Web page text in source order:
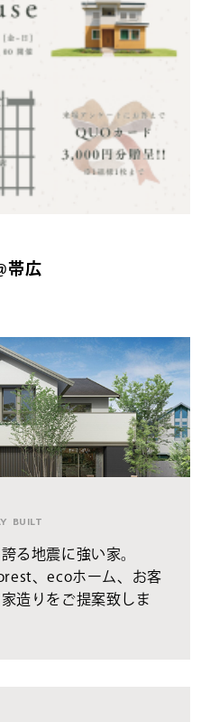
帯広
BUILT
る地震に強い家。
、ecoホーム、お客
造りをご提案致しま